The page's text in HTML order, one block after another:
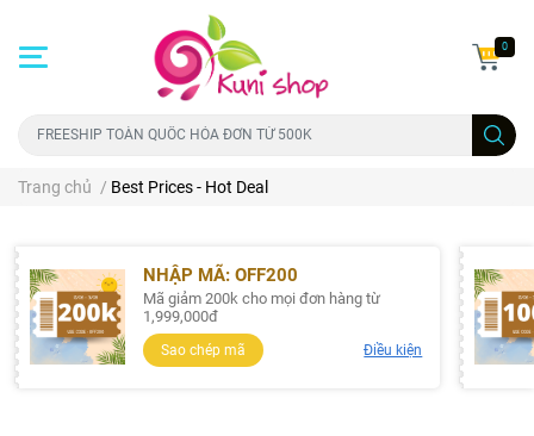
0
Trang chủ / Best Prices - Hot Deal
NHẬP MÃ: OFF200
Mã giảm 200k cho mọi đơn hàng từ
1,999,000đ
Sao chép mã Điều kiện